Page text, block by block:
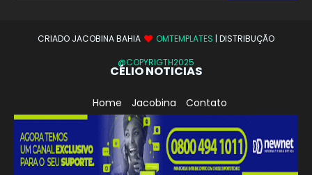
CRIADO JACOBINA BAHIA OMTEMPLATES | DISTRIBUÇÃO
@COPYRIGTH2025
CÉLIO NOTICIAS
Home Jacobina Contato